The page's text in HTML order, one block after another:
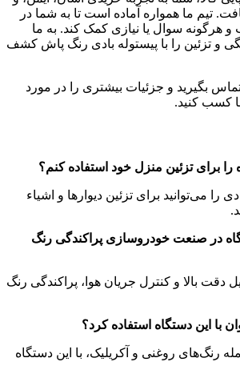
تیم ما همواره آماده است تا به شما در
و هرگونه سوال یا نیازی کمک کند. به ما
و تزئین را با پیستوله بادی رنگ پاش کشف
تماس بگیرید و جزئیات بیشتری را در مورد
کسب کنید.
را برای تزئین منزل خود استفاده کنم؟
را می‌توانید برای تزئین دیوارها و اشیاء
در صنعت خودروسازی پراکندگی رنگ
دقت بالا و کنترل جریان هوا، پراکندگی رنگ
با این دستگاه استفاده کرد؟
رنگ‌های روغنی و آکریلیک، با این دستگاه